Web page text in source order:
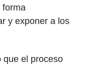
forma
y exponer a los
que el proceso